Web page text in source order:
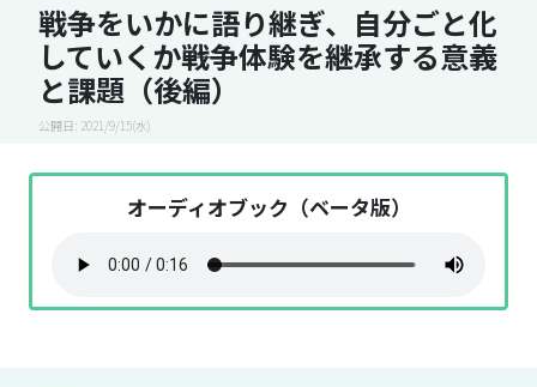
戦争をいかに語り継ぎ、自分ごと化
していくか――戦争体験を継承する意義
と課題（後編）
公開日: 2021/9/15(水)
オーディオブック（ベータ版）